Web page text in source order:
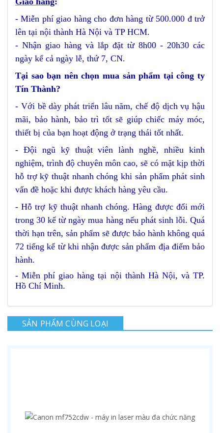
- Miễn phí giao hàng cho đơn hàng từ 500.000 đ trở
lên tại nội thành Hà Nội và TP HCM.
- Nhận giao hàng và lắp đặt từ 8h00 - 20h30 các
ngày kể cả ngày lễ, thứ 7, CN.
Tại sao bạn nên chọn mua sản phẩm tại công ty
Tín Thành?
- Với bề dày phát triển lâu năm, chế độ dịch vụ hậu
mãi, bảo hành, bảo trì tốt sẽ giúp chiếc máy móc,
thiết bị của bạn hoạt động ở trạng thái tốt nhất.
- Đội ngũ kỹ thuật viên lành nghề, nhiều kinh
nghiệm, trình độ chuyên môn cao, sẽ có mặt kịp thời
hỗ trợ kỹ thuật nhanh chóng khi sản phẩm phát sinh
vấn đề hoặc khi được khách hàng yêu cầu.
- Hỗ trợ kỹ thuật nhanh chóng. Hàng được đổi mới
trong 30 kể từ ngày mua hàng nếu phát sinh lỗi. Quá
thời hạn trên, sản phẩm sẽ được bảo hành không quá
72 tiếng kể từ khi nhận được sản phẩm địa điểm bảo
hành.
- Miễn phí giao hàng tại nội thành Hà Nội, và TP.
Hồ Chí Minh.
SẢN PHẨM CÙNG LOẠI